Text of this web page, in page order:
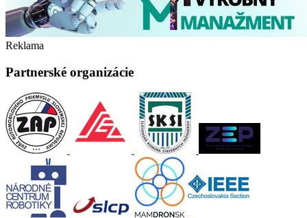
Reklama
Partnerské organizácie